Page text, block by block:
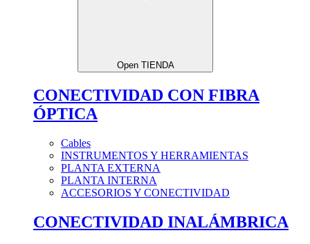
Open TIENDA
CONECTIVIDAD CON FIBRA
ÓPTICA
Cables
INSTRUMENTOS Y HERRAMIENTAS
PLANTA EXTERNA
PLANTA INTERNA
ACCESORIOS Y CONECTIVIDAD
CONECTIVIDAD INALÁMBRICA